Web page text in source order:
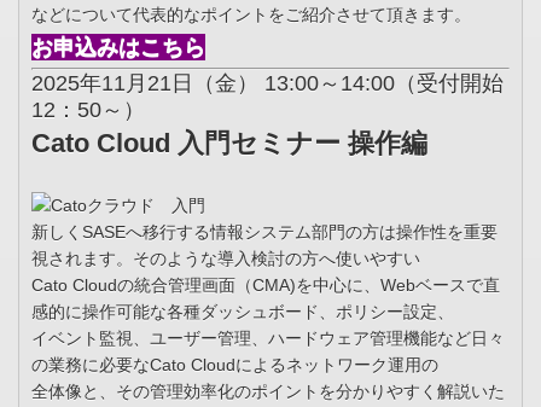
などについて代表的なポイントをご紹介させて頂きます。
お申込みはこちら
2025年11月21日（金） 13:00～14:00（受付開始
12：50～）
Cato Cloud 入門セミナー 操作編
新しくSASEへ移行する情報システム部門の方は操作性を重要
視されます。そのような導入検討の方へ使いやすい
Cato Cloudの統合管理画面（CMA)を中心に、Webベースで直
感的に操作可能な各種ダッシュボード、ポリシー設定、
イベント監視、ユーザー管理、ハードウェア管理機能など日々
の業務に必要なCato Cloudによるネットワーク運用の
全体像と、その管理効率化のポイントを分かりやすく解説いた